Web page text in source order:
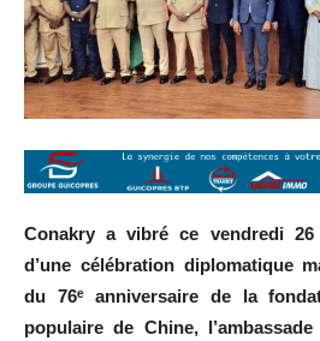
Conakry a vibré ce vendredi
d’une célébration diplomatique
du 76ᵉ anniversaire de la
populaire de Chine,